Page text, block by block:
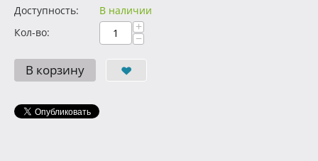
Доступность:
В наличии
Кол-во:
+
−
В корзину